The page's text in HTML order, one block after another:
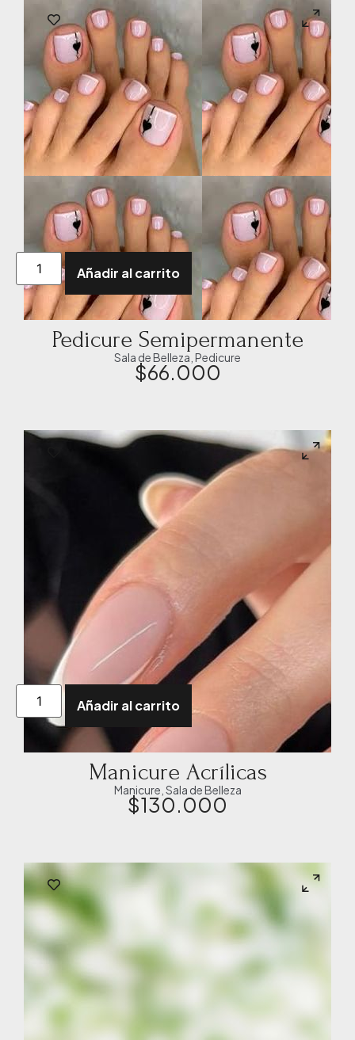
Añadir al carrito
Pedicure Semipermanente
Sala de Belleza Pedicure
$66.000
Añadir al carrito
Manicure Acrílicas
Manicure Sala de Belleza
$130.000